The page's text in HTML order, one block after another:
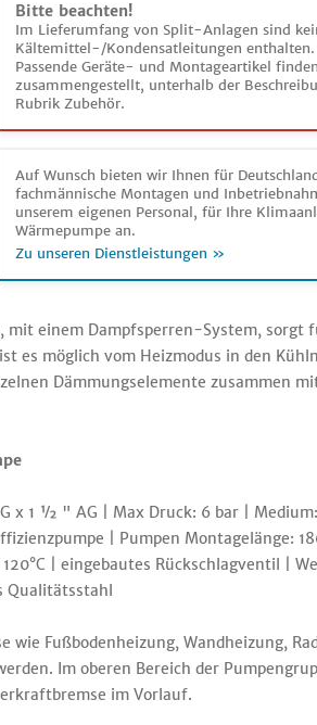
Bitte beachten!
Im Lieferumfang von Split-Anlagen sind
Kältemittel-/Kondensatleitungen enthalten.
Passende Geräte- und Montageartikel
zusammengestellt, unterhalb der
Rubrik Zubehör.
Auf Wunsch bieten wir Ihnen für
fachmännische Montagen und
unserem eigenen Personal, für Ihre
Wärmepumpe an.
Zu unseren Dienstleistungen »
mit einem Dampfsperren-System, sorgt
es möglich vom Heizmodus in den
Dämmungselemente zusammen
x 1 ½ " AG | Max Druck: 6 bar |
| Pumpen Montagelänge:
| eingebautes Rückschlagventil |
Qualitätsstahl
wie Fußbodenheizung, Wandheizung,
Im oberen Bereich der
im Vorlauf.